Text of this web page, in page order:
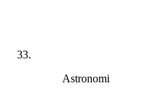
Astronomi